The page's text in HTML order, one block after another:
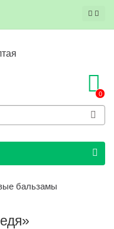
0
бальзамы